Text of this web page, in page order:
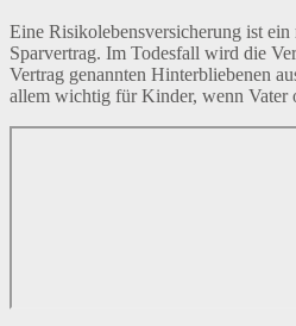
Eine Risikolebensversicherung ist
Sparvertrag. Im Todesfall wird die
Vertrag genannten Hinterbliebenen
allem wichtig für Kinder, wenn Vater